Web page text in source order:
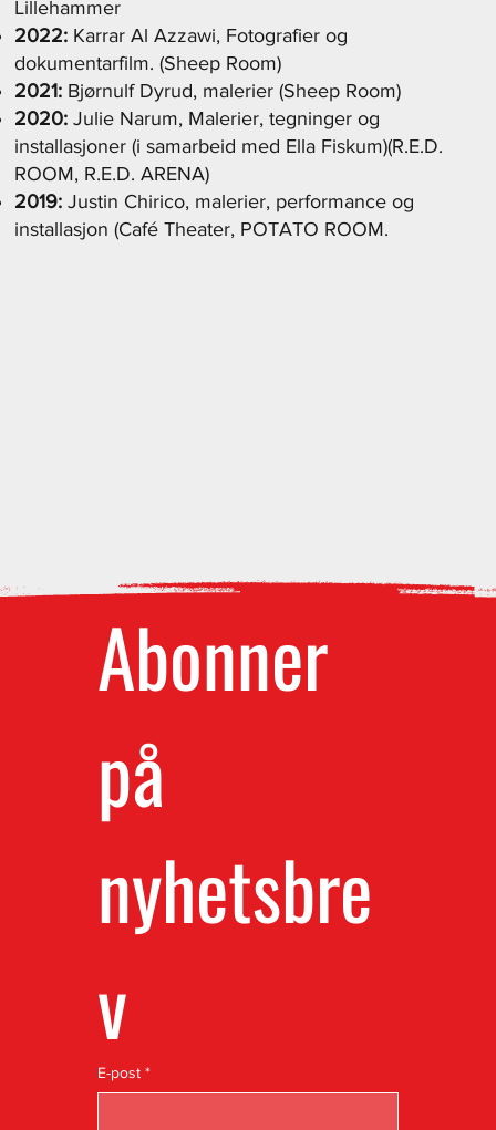
Lillehammer
2022: Karrar Al Azzawi, Fotografier og
dokumentarfilm. (Sheep Room)
2021: Bjørnulf Dyrud, malerier (Sheep Room)
2020: Julie Narum, Malerier, tegninger og
installasjoner (i samarbeid med Ella Fiskum)(R.E.D.
ROOM, R.E.D. ARENA)
2019: Justin Chirico, malerier, performance og
installasjon (Café Theater, POTATO ROOM.
Abonner
på
nyhetsbre
v
E-post *